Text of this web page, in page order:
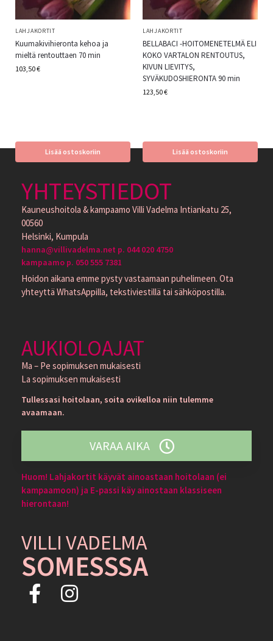
LAHJAKORTIT
Kuumakivihieronta kehoa ja
mieltä rentouttaen 70 min
103,50€
Lisää ostoskoriin
LAHJAKORTIT
BELLABACI -HOITOMENETELMÄ ELI
KOKO VARTALON RENTOUTUS,
KIVUN LIEVITYS,
SYVÄKUDOSHIERONTA 90 min
123,50€
Lisää ostoskoriin
YHTEYSTIEDOT
Kauneushoitola & kampaamo Villi Vadelma Intiankatu 25,
00560
Helsinki, Kumpula
hanna@villivadelma.net p. 044 020 4750
kampaamo p. 050 555 7381
Hoidon aikana emme pysty vastaamaan puhelimeen. Ota
yhteyttä WhatsAppilla, tekstiviestillä tai sähköpostilla.
AUKIOLOAJAT
Ma – Pe sopimuksen mukaisesti
La sopimuksen mukaisesti
Tullessasi hoitolaan, soita ovikelloa niin tulemme
avaamaan.
VARAA AIKA
Huom! Lahjakortit käyvät ainoastaan hoitolaan (ei
kampaamoon) ja E-passi käy ainostaan klassiseen
hierontaan!
VILLI VADELMA
SOMESSSA